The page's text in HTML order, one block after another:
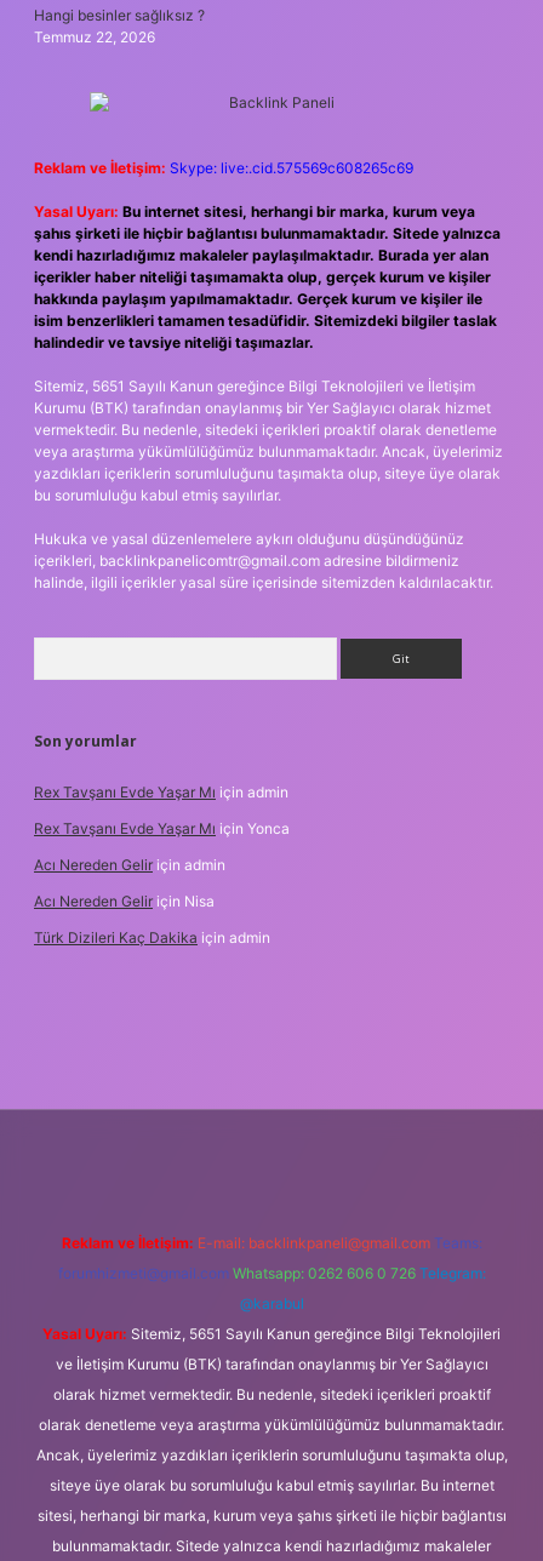
Hangi besinler sağlıksız ?
Temmuz 22, 2026
Reklam ve İletişim: Skype: live:.cid.575569c608265c69
Yasal Uyarı: Bu internet sitesi, herhangi bir marka, kurum veya
şahıs şirketi ile hiçbir bağlantısı bulunmamaktadır. Sitede yalnızca
kendi hazırladığımız makaleler paylaşılmaktadır. Burada yer alan
içerikler haber niteliği taşımamakta olup, gerçek kurum ve kişiler
hakkında paylaşım yapılmamaktadır. Gerçek kurum ve kişiler ile
isim benzerlikleri tamamen tesadüfidir. Sitemizdeki bilgiler taslak
halindedir ve tavsiye niteliği taşımazlar.
Sitemiz, 5651 Sayılı Kanun gereğince Bilgi Teknolojileri ve İletişim
Kurumu (BTK) tarafından onaylanmış bir Yer Sağlayıcı olarak hizmet
vermektedir. Bu nedenle, sitedeki içerikleri proaktif olarak denetleme
veya araştırma yükümlülüğümüz bulunmamaktadır. Ancak, üyelerimiz
yazdıkları içeriklerin sorumluluğunu taşımakta olup, siteye üye olarak
bu sorumluluğu kabul etmiş sayılırlar.
Hukuka ve yasal düzenlemelere aykırı olduğunu düşündüğünüz
içerikleri, backlinkpanelicomtr@gmail.com adresine bildirmeniz
halinde, ilgili içerikler yasal süre içerisinde sitemizden kaldırılacaktır.
Son yorumlar
Rex Tavşanı Evde Yaşar Mı için admin
Rex Tavşanı Evde Yaşar Mı için Yonca
Acı Nereden Gelir için admin
Acı Nereden Gelir için Nisa
Türk Dizileri Kaç Dakika için admin
Reklam ve İletişim: E-mail: backlinkpaneli@gmail.com Teams:
forumhizmeti@gmail.com Whatsapp: 0262 606 0 726 Telegram:
@karabul
Yasal Uyarı: Sitemiz, 5651 Sayılı Kanun gereğince Bilgi Teknolojileri
ve İletişim Kurumu (BTK) tarafından onaylanmış bir Yer Sağlayıcı
olarak hizmet vermektedir. Bu nedenle, sitedeki içerikleri proaktif
olarak denetleme veya araştırma yükümlülüğümüz bulunmamaktadır.
Ancak, üyelerimiz yazdıkları içeriklerin sorumluluğunu taşımakta olup,
siteye üye olarak bu sorumluluğu kabul etmiş sayılırlar. Bu internet
sitesi, herhangi bir marka, kurum veya şahıs şirketi ile hiçbir bağlantısı
bulunmamaktadır. Sitede yalnızca kendi hazırladığımız makaleler